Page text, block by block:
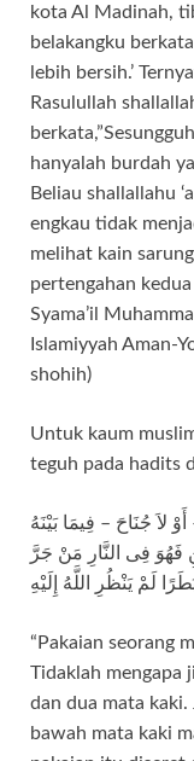
kota Al Madinah,
belakangku
lebih bersih.’
Rasulullah
hanyalah burdah
Beliau shallallahu
engkau tidak
melihat kain
pertengahan
Syama’il
Islamiyyah Aman-
shohih)
Untuk kaum
teguh pada hadits
لاَ جُنَاحَ – فِيمَا بَيْنَهُ
فَهُوَ فِى النَّارِ مَنْ جَرَّ
لَمْ يَنْظُرِ اللَّهُ إِلَيْهِ
“Pakaian seorang
Tidaklah mengapa
dan dua mata
bawah mata kaki